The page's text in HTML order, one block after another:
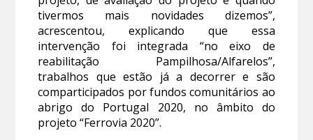
tivermos mais novidades dizemos”,
acrescentou, explicando que essa
intervenção foi integrada “no eixo de
reabilitação Pampilhosa/Alfarelos”,
trabalhos que estão já a decorrer e são
comparticipados por fundos comunitários ao
abrigo do Portugal 2020, no âmbito do
projeto “Ferrovia 2020”.